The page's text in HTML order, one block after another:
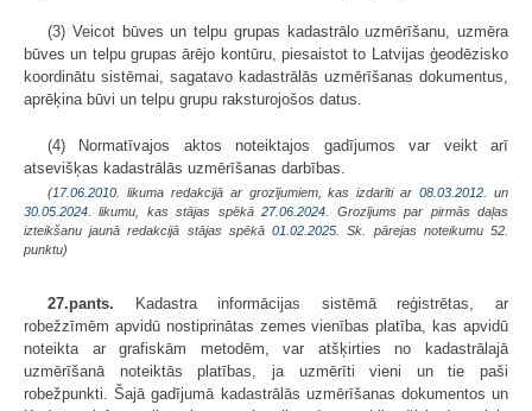
(3) Veicot būves un telpu grupas kadastrālo uzmērīšanu, uzmēra
būves un telpu grupas ārējo kontūru, piesaistot to Latvijas ģeodēzisko
koordinātu sistēmai, sagatavo kadastrālās uzmērīšanas dokumentus,
aprēķina būvi un telpu grupu raksturojošos datus.
(4) Normatīvajos aktos noteiktajos gadījumos var veikt arī
atsevišķas kadastrālās uzmērīšanas darbības.
(17.06.2010 . likuma redakcijā ar grozījumiem, kas izdarīti ar08.03.2012.
un
30.05.2024 . likumu, kas stājas spēkā27.06.2024.
Grozījums par pirmās daļas
izteikšanu jaunā redakcijā stājas spēkā01.02.2025.
Sk. pārejas noteikumu 52.
punktu)
27.pants. Kadastra informācijas sistēmā reģistrētas, ar
robežzīmēm apvidū nostiprinātas zemes vienības platība, kas apvidū
noteikta ar grafiskām metodēm, var atšķirties no kadastrālajā
uzmērīšanā noteiktās platības, ja uzmērīti vieni un tie paši
robežpunkti. Šajā gadījumā kadastrālās uzmērīšanas dokumentos un